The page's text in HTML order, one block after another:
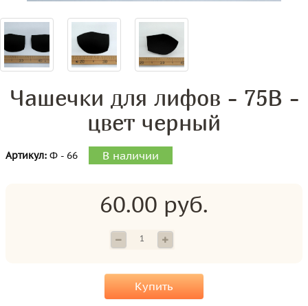
Чашечки для лифов - 75B -
цвет черный
Артикул: Ф - 66 В наличии
60.00 руб.
Купить